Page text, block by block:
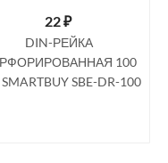
22₽
DIN-РЕЙКА
100
SBE-DR-100